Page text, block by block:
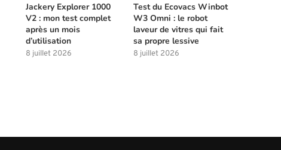
Jackery Explorer 1000
V2 : mon test complet
après un mois
d’utilisation
8 juillet 2026
Test du Ecovacs Winbot
W3 Omni : le robot
laveur de vitres qui fait
sa propre lessive
8 juillet 2026